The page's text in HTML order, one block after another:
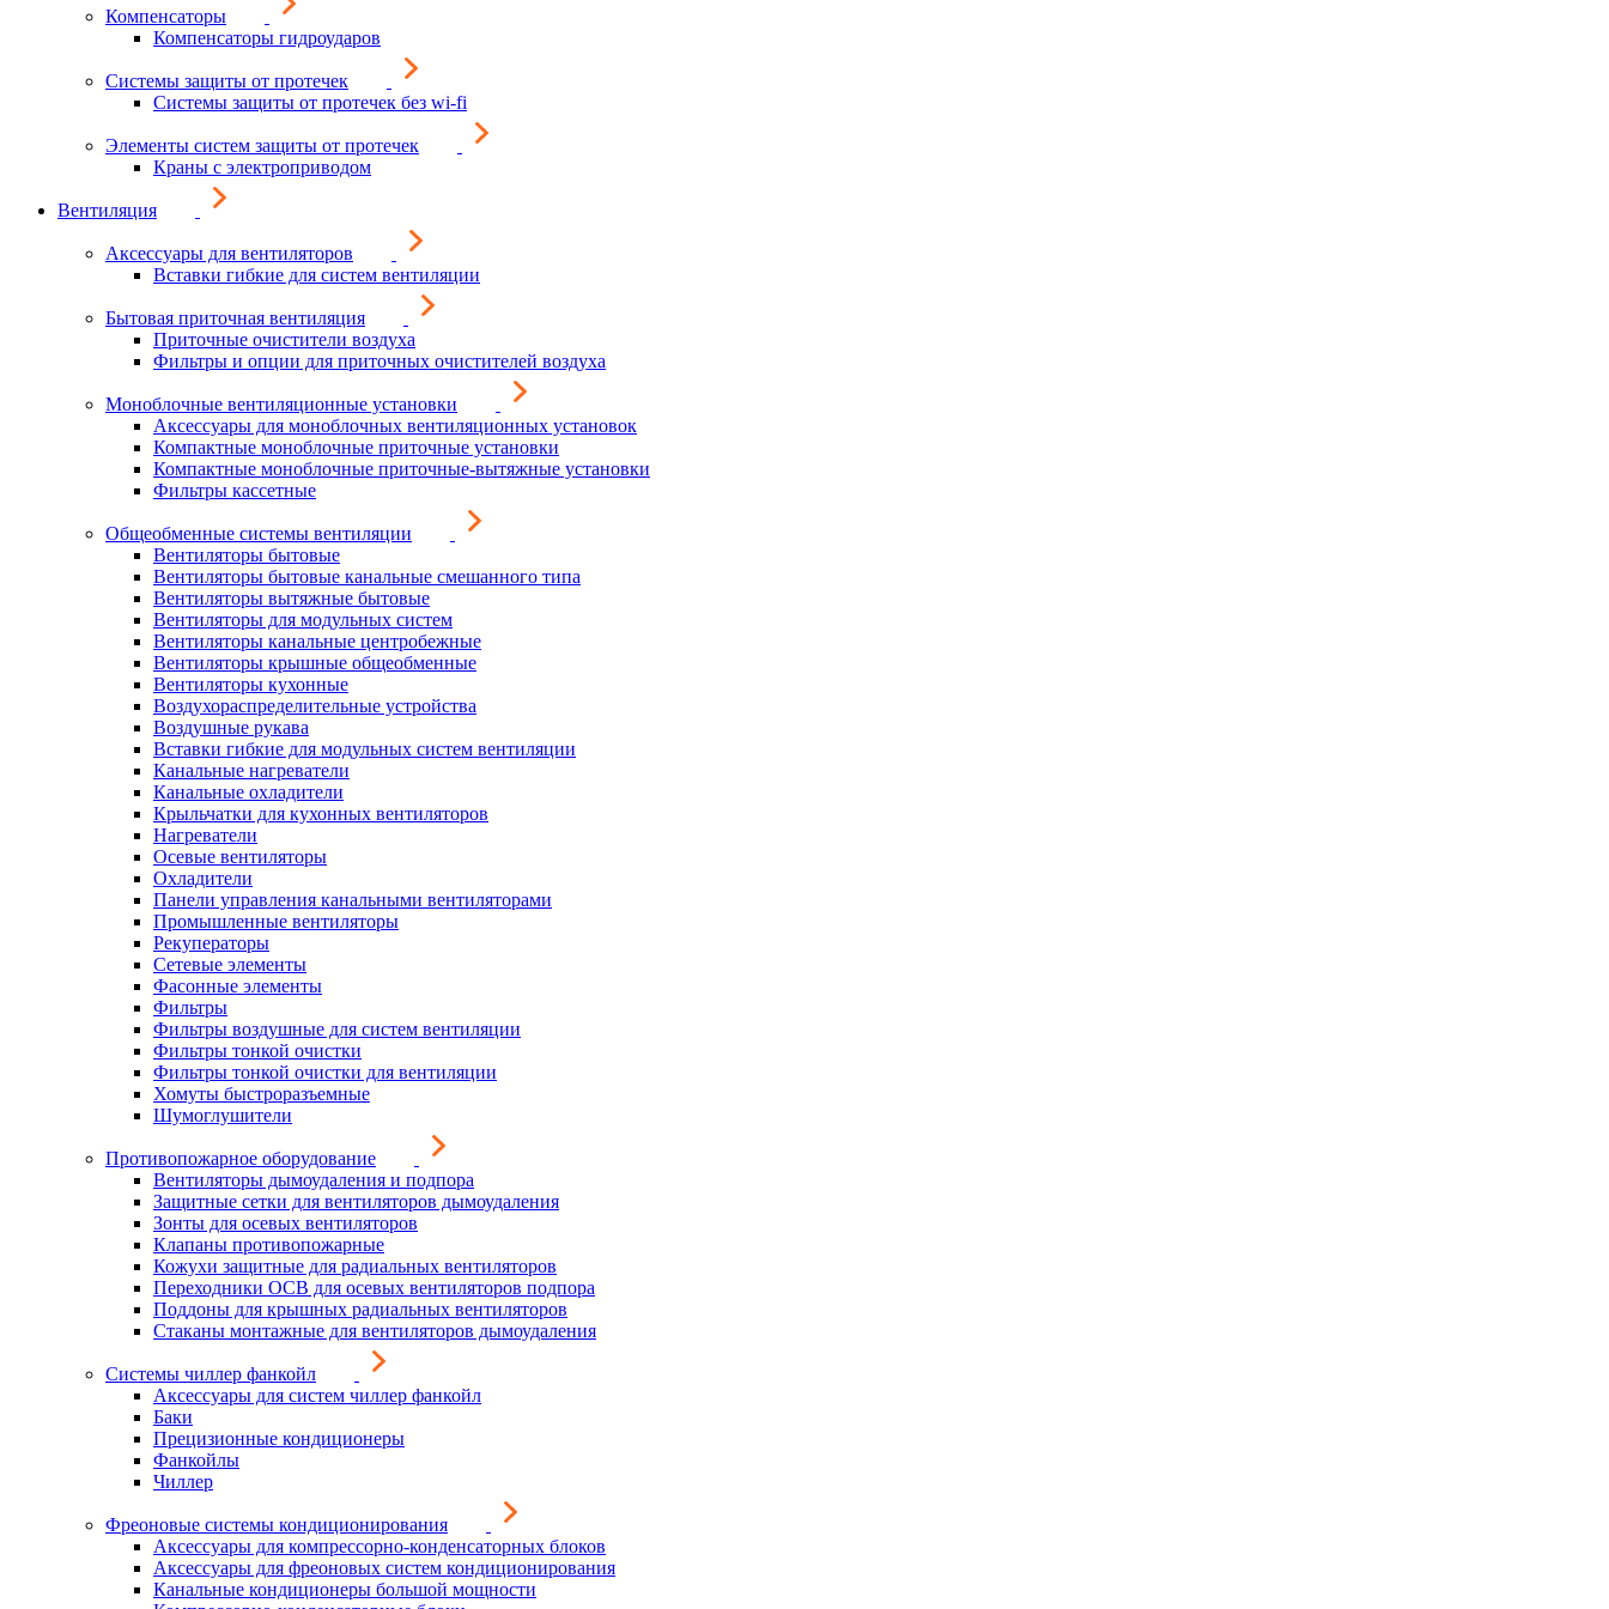
Компенсаторы
Компенсаторы гидроударов
Системы защиты от протечек
Системы защиты от протечек без wi-fi
Элементы систем защиты от протечек
Краны с электроприводом
Вентиляция
Аксессуары для вентиляторов
Вставки гибкие для систем вентиляции
Бытовая приточная вентиляция
Приточные очистители воздуха
Фильтры и опции для приточных очистителей воздуха
Моноблочные вентиляционные установки
Аксессуары для моноблочных вентиляционных установок
Компактные моноблочные приточные установки
Компактные моноблочные приточные-вытяжные установки
Фильтры кассетные
Общеобменные системы вентиляции
Вентиляторы бытовые
Вентиляторы бытовые канальные смешанного типа
Вентиляторы вытяжные бытовые
Вентиляторы для модульных систем
Вентиляторы канальные центробежные
Вентиляторы крышные общеобменные
Вентиляторы кухонные
Воздухораспределительные устройства
Воздушные рукава
Вставки гибкие для модульных систем вентиляции
Канальные нагреватели
Канальные охладители
Крыльчатки для кухонных вентиляторов
Нагреватели
Осевые вентиляторы
Охладители
Панели управления канальными вентиляторами
Промышленные вентиляторы
Рекуператоры
Сетевые элементы
Фасонные элементы
Фильтры
Фильтры воздушные для систем вентиляции
Фильтры тонкой очистки
Фильтры тонкой очистки для вентиляции
Хомуты быстроразъемные
Шумоглушители
Противопожарное оборудование
Вентиляторы дымоудаления и подпора
Защитные сетки для вентиляторов дымоудаления
Зонты для осевых вентиляторов
Клапаны противопожарные
Кожухи защитные для радиальных вентиляторов
Переходники ОСВ для осевых вентиляторов подпора
Поддоны для крышных радиальных вентиляторов
Стаканы монтажные для вентиляторов дымоудаления
Системы чиллер фанкойл
Аксессуары для систем чиллер фанкойл
Баки
Прецизионные кондиционеры
Фанкойлы
Чиллер
Фреоновые системы кондиционирования
Аксессуары для компрессорно-конденсаторных блоков
Аксессуары для фреоновых систем кондиционирования
Канальные кондиционеры большой мощности